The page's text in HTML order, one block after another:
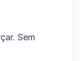
Sem